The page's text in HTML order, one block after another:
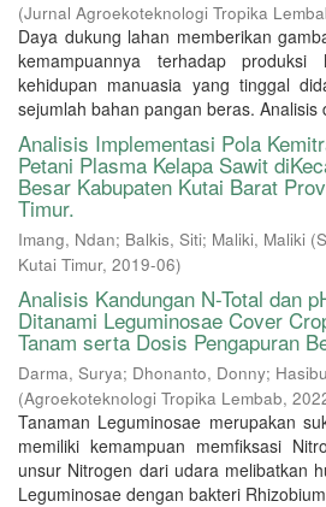
(Jurnal Agroekoteknologi Tropika
Daya dukung lahan memberikan
kemampuannya terhadap
kehidupan manuasia yang tinggal
sejumlah bahan pangan beras. Analisis
Analisis Implementasi Pola
Petani Plasma Kelapa Sawit
Besar Kabupaten Kutai Barat
Timur.
Imang, Ndan; Balkis, Siti; Maliki, Maliki (
Kutai Timur, 2019-06)
Analisis Kandungan N-Total dan
Ditanami Leguminosae Cover
Tanam serta Dosis Pengapuran
Darma, Surya; Dhonanto, Donny;
(Agroekoteknologi Tropika Lembab,
Tanaman Leguminosae merupakan
memiliki kemampuan memfiksasi
unsur Nitrogen dari udara melibatkan
Leguminosae dengan bakteri